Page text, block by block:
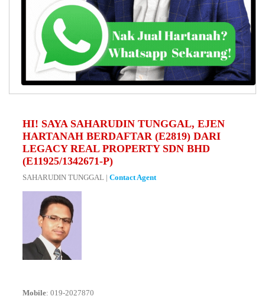
HI! SAYA SAHARUDIN TUNGGAL, EJEN
HARTANAH BERDAFTAR (E2819) DARI
LEGACY REAL PROPERTY SDN BHD
(E11925/1342671-P)
SAHARUDIN TUNGGAL |Contact Agent
Mobile: 019-2027870